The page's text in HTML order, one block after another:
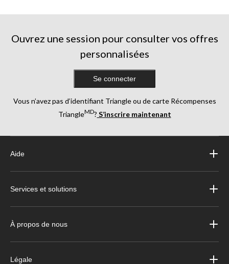
Ouvrez une session pour consulter vos offres
personnalisées
Se connecter
Vous n’avez pas d’identifiant Triangle ou de carte Récompenses
TriangleMD? S’inscrire maintenant
Aide
Services et solutions
À propos de nous
Légale